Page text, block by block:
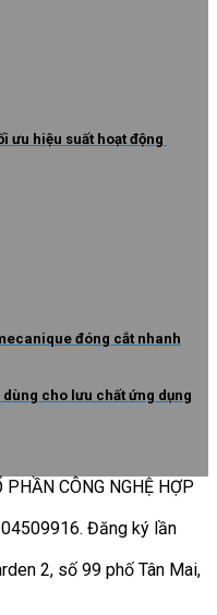
ưu hiệu suất hoạt động
đóng cắt nhanh
cho lưu chất ứng dụng
CÔNG NGHỆ HỢP
Đăng ký lần
2, số 99 phố Tân Mai,